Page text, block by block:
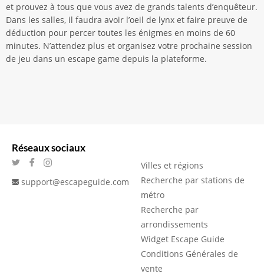
et prouvez à tous que vous avez de grands talents d’enquêteur.
Dans les salles, il faudra avoir l’oeil de lynx et faire preuve de
déduction pour percer toutes les énigmes en moins de 60
minutes. N’attendez plus et organisez votre prochaine session
de jeu dans un escape game depuis la plateforme.
Réseaux sociaux
support@escapeguide.com
Villes et régions
Recherche par stations de
métro
Recherche par
arrondissements
Widget Escape Guide
Conditions Générales de
vente